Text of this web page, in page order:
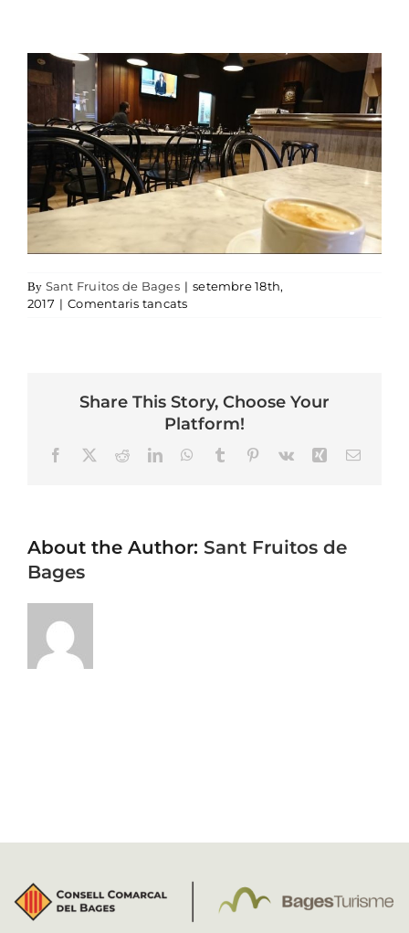
By Sant Fruitos de Bages | setembre 18th,
2017 | Comentaris tancatsa Cal Pitu
Share This Story, Choose Your
Platform!
FacebookRedditLinkedInWhatsApp
TumblrPinterest
Vk XingEmail
About the Author: Sant Fruitos de
Bages